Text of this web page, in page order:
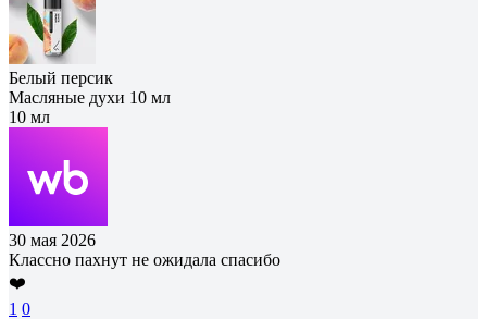
Белый персик
Масляные духи 10 мл
10 мл
30 мая 2026
Классно пахнут не ожидала спасибо
❤️
1 0